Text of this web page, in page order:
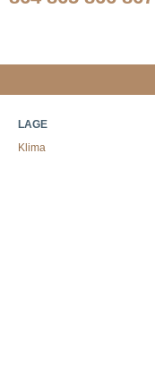
LAGE
Klima